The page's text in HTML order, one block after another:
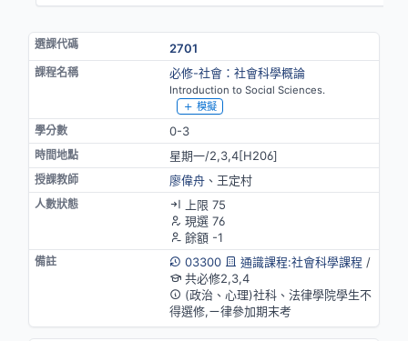
2701
必修-社會：社會科學概論
Introduction to Social Sciences.
模擬
0-3
星期一/2,3,4[H206]
廖偉舟、王定村
上限 75
現選 76
餘額 -1
03300
通識課程:社會科學課程 /
共必修2,3,4
(政治、心理)社科、法律學院學生不
得選修,ㄧ律參加期末考